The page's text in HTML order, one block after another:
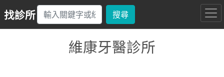
找診所 搜尋
維康牙醫診所